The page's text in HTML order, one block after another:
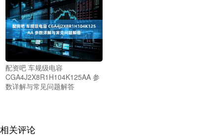
配资吧 车规级电容
CGA4J2X8R1H104K125AA 参
数详解与常见问题解答
相关评论